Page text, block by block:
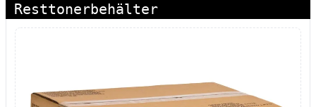
Resttonerbehälter